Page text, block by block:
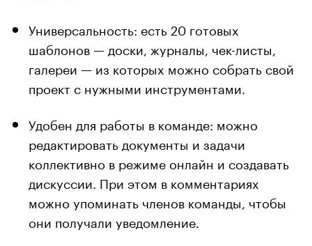
Универсальность: есть 20 готовых
шаблонов — доски, журналы, чек-листы,
галереи — из которых можно собрать свой
проект с нужными инструментами.
Удобен для работы в команде: можно
редактировать документы и задачи
коллективно в режиме онлайн и создавать
дискуссии. При этом в комментариях
можно упоминать членов команды, чтобы
они получали уведомление.